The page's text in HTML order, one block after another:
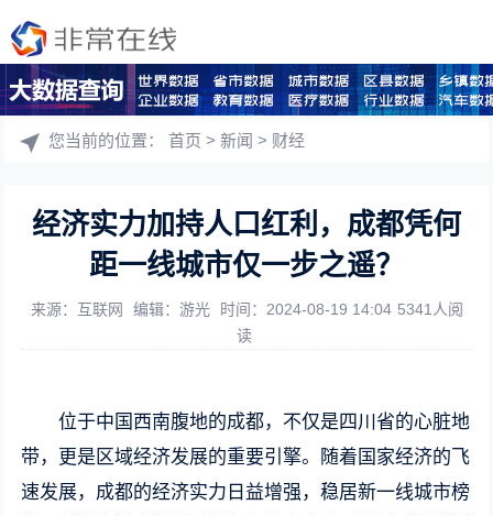
您当前的位置：首页 >新闻 > 财经
经济实力加持人口红利，成都凭何
距一线城市仅一步之遥？
来源：互联网 编辑：游光 时间：2024-08-19 14:04 5341人阅
读
位于中国西南腹地的成都，不仅是四川省的心脏地
带，更是区域经济发展的重要引擎。随着国家经济的飞
速发展，成都的经济实力日益增强，稳居新一线城市榜